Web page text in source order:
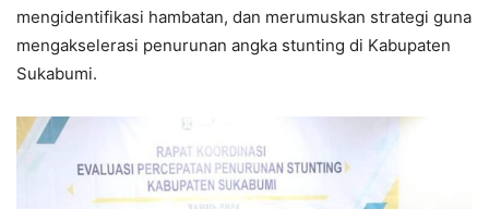
mengidentifikasi hambatan, dan merumuskan strategi guna
mengakselerasi penurunan angka stunting di Kabupaten
Sukabumi.